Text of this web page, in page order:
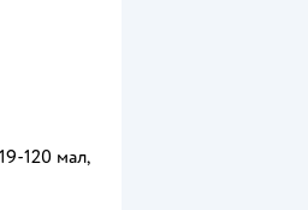
120 мал,